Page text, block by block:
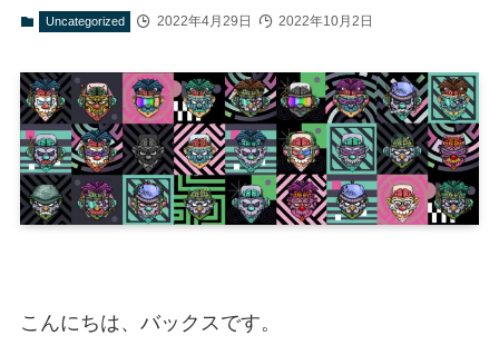
Uncategorized 2022年4月29日 2022年10月2日
こんにちは、バックスです。